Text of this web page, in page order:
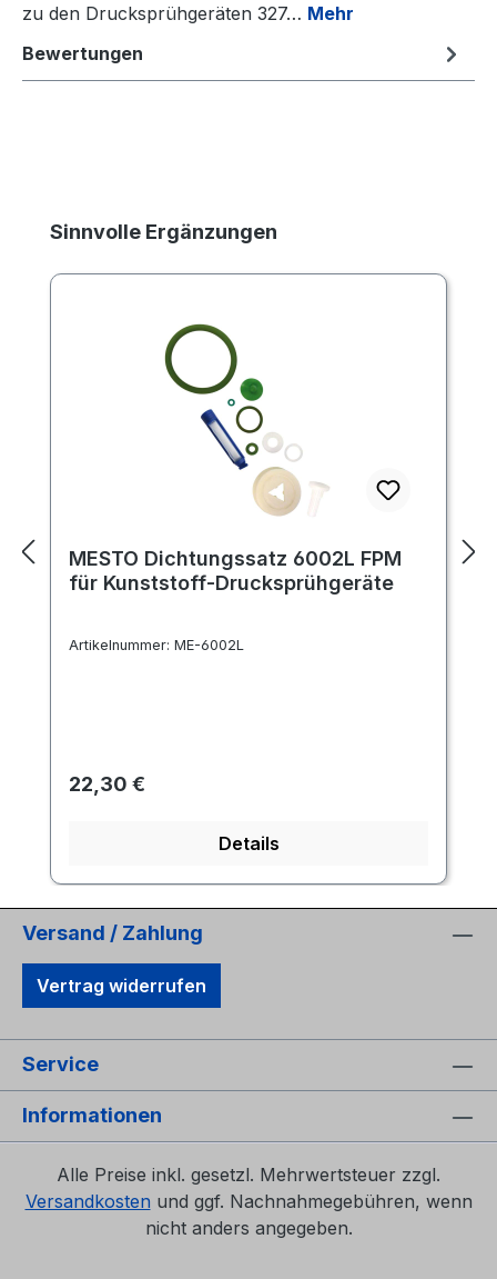
zu den Drucksprühgeräten 327… Mehr
Bewertungen
Produktgalerie überspringen
Sinnvolle Ergänzungen
MESTO Dichtungssatz 6002L FPM
für Kunststoff-Drucksprühgeräte
Artikelnummer: ME-6002L
Regulärer Preis:
22,30 €
Details
Versand / Zahlung
Vertrag widerrufen
Service
Informationen
Alle Preise inkl. gesetzl. Mehrwertsteuer zzgl.
Versandkosten und ggf. Nachnahmegebühren, wenn
nicht anders angegeben.